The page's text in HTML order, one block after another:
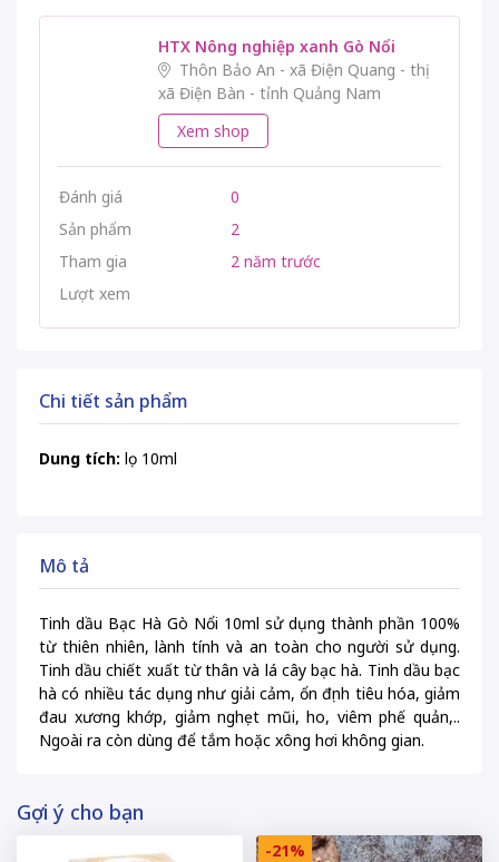
HTX Nông nghiệp xanh Gò Nổi
Thôn Bảo An - xã Điện Quang - thị
xã Điện Bàn - tỉnh Quảng Nam
Xem shop
Đánh giá
0
Sản phẩm
2
Tham gia
2 năm trước
Lượt xem
Chi tiết sản phẩm
Dung tích: lọ 10ml
Mô tả
Tinh dầu Bạc Hà Gò Nổi 10ml sử dụng thành phần 100%
từ thiên nhiên, lành tính và an toàn cho người sử dụng.
Tinh dầu chiết xuất từ thân và lá cây bạc hà. Tinh dầu bạc
hà có nhiều tác dụng như giải cảm, ổn định tiêu hóa, giảm
đau xương khớp, giảm nghẹt mũi, ho, viêm phế quản,..
Ngoài ra còn dùng để tắm hoặc xông hơi không gian.
Gợi ý cho bạn
-21%